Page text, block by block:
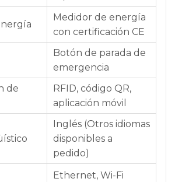
Medidor de energía
con certificación CE
Botón de parada de
emergencia
de
RFID, código QR,
aplicación móvil
Inglés (Otros idiomas
disponibles a
pedido)
Ethernet, Wi-Fi